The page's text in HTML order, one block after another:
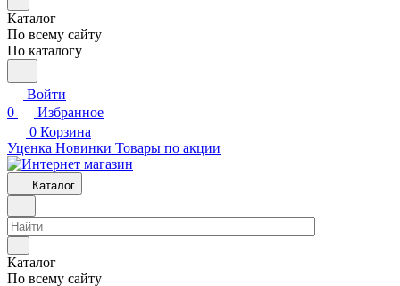
Каталог
По всему сайту
По каталогу
Войти
0
Избранное
0 Корзина
Уценка Новинки Товары по акции
Каталог
Каталог
По всему сайту